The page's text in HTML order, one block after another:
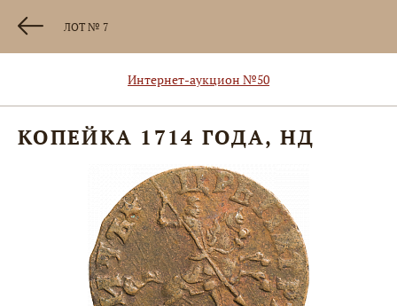
ЛОТ № 7
Интернет-аукцион №50
КОПЕЙКА 1714 ГОДА, НД